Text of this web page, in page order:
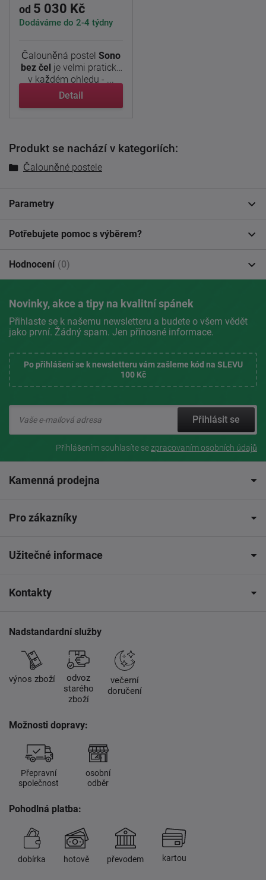
od 5 030 Kč
Dodáváme do 2-4 týdny
Čalouněná postel Sono
bez čel je velmi pratická
v každém ohledu - ...
Detail
Produkt se nachází v kategoriích:
Čalouněné postele
Parametry
Potřebujete pomoc s výběrem?
Hodnocení (0)
Novinky, akce a tipy na kvalitní spánek
Přihlaste se k našemu newsletteru a budete o všem vědět
jako první. Žádný spam. Jen přínosné informace.
Po přihlášení se k newsletteru vám zašleme kód na SLEVU
100 Kč
Přihlásit se
Přihlášením souhlasíte sezpracovaním osobních údajů
Kamenná prodejna
Pro zákazníky
Užitečné informace
Kontakty
Nadstandardní služby
výnos zboží
odvoz
starého
zboží
večerní
doručení
Možnosti dopravy:
Přepravní
společnost
osobní
odběr
Pohodlná platba:
dobírka hotově převodem kartou